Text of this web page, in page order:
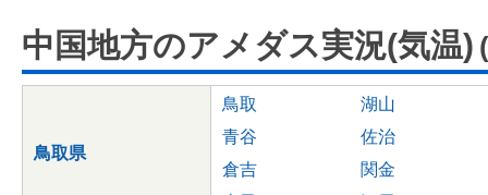
中国地方のアメダス実況(気温)
鳥取県
鳥取
湖山
青谷
佐治
倉吉
関金